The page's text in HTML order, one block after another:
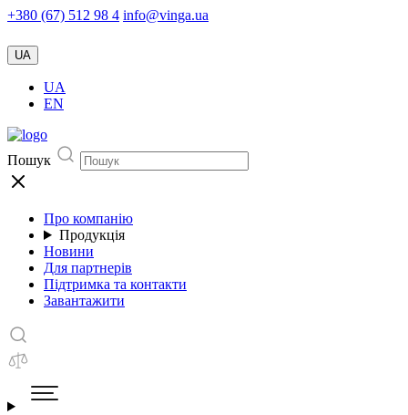
+380 (67) 512 98 4 info@vinga.ua
UA
UA
EN
Пошук
Про компанію
Продукція
Новини
Для партнерів
Підтримка та контакти
Завантажити